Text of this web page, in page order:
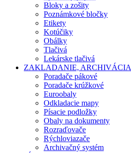
Bloky a zošity
Poznámkové bločky
Etikety
Kotúčiky
Obálky
Tlačivá
Lekárske tlačivá
ZAKLADANIE, ARCHIVÁCIA
Poradače pákové
Poradače krúžkové
Euroobaly
Odkladacie mapy
Písacie podložky
Obaly na dokumenty
Rozraďovače
Rýchloviazače
Archivačný systém